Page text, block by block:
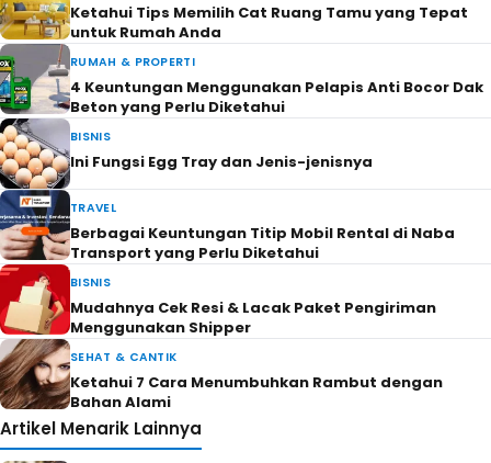
Ketahui Tips Memilih Cat Ruang Tamu yang Tepat
untuk Rumah Anda
RUMAH & PROPERTI
4 Keuntungan Menggunakan Pelapis Anti Bocor Dak
Beton yang Perlu Diketahui
BISNIS
Ini Fungsi Egg Tray dan Jenis-jenisnya
TRAVEL
Berbagai Keuntungan Titip Mobil Rental di Naba
Transport yang Perlu Diketahui
BISNIS
Mudahnya Cek Resi & Lacak Paket Pengiriman
Menggunakan Shipper
SEHAT & CANTIK
Ketahui 7 Cara Menumbuhkan Rambut dengan
Bahan Alami
Artikel Menarik Lainnya